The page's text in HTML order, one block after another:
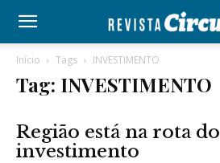
Início Tags INVESTIMENTO
Tag: INVESTIMENTO
Região está na rota do
investimento